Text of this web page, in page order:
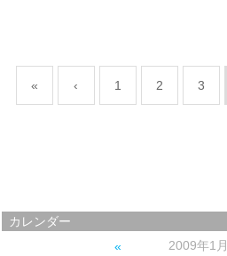
« ‹ 1 2 3
カレンダー
2009年1月